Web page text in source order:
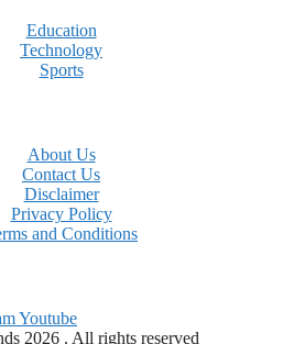
Education
Technology
Sports
About Us
Contact Us
Disclaimer
Privacy Policy
and Conditions
Youtube
2026 . All rights reserved